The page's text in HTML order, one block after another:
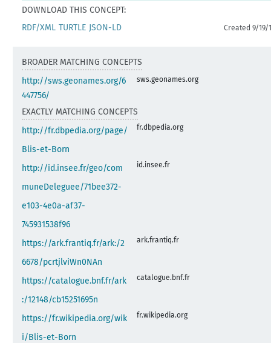
DOWNLOAD THIS CONCEPT:
RDF/XML TURTLE JSON-LD Created 9/19/
BROADER MATCHING CONCEPTS
http://sws.geonames.org/6
447756/
sws.geonames.org
EXACTLY MATCHING CONCEPTS
http://fr.dbpedia.org/page/
Blis-et-Born
fr.dbpedia.org
http://id.insee.fr/geo/com
muneDeleguee/71bee372-
e103-4e0a-af37-
745931538f96
id.insee.fr
https://ark.frantiq.fr/ark:/2
6678/pcrtjlviWn0NAn
ark.frantiq.fr
https://catalogue.bnf.fr/ark
:/12148/cb15251695n
catalogue.bnf.fr
https://fr.wikipedia.org/wik
i/Blis-et-Born
fr.wikipedia.org